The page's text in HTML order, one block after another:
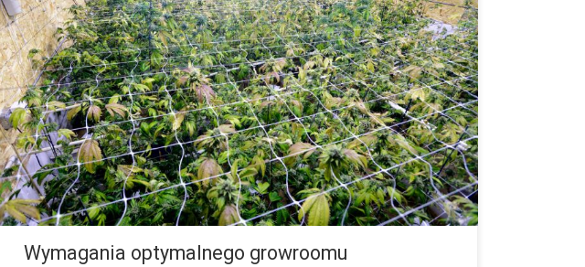
Do udanej uprawy ważny jest wybór odpowiedniego miejsca, gdzie posadzimy nasze
rośliny albo ustawimy growboxy. Miejsce to musimy dobrze przemyśleć, a także
przewidzieć ewentualne problemy, jakie mogą tam wystąpić. Odpowiednimi […]
Wymagania optymalnego growroomu